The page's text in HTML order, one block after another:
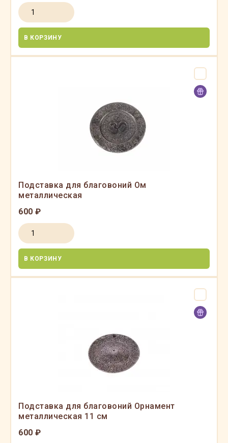
В КОРЗИНУ
Подставка для благовоний Ом
металлическая
600 ₽
В КОРЗИНУ
Подставка для благовоний Орнамент
металлическая 11 см
600 ₽